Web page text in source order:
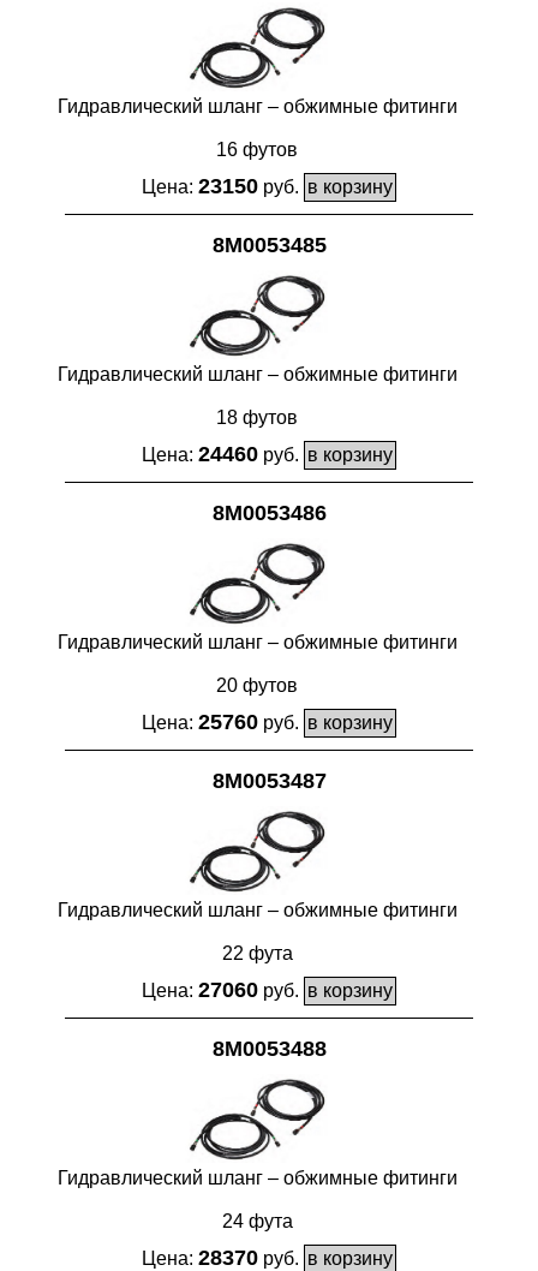
Гидравлический шланг – обжимные фитинги
16 футов
Цена: 23150 руб.
8M0053485
Гидравлический шланг – обжимные фитинги
18 футов
Цена: 24460 руб.
8M0053486
Гидравлический шланг – обжимные фитинги
20 футов
Цена: 25760 руб.
8M0053487
Гидравлический шланг – обжимные фитинги
22 фута
Цена: 27060 руб.
8M0053488
Гидравлический шланг – обжимные фитинги
24 фута
Цена: 28370 руб.